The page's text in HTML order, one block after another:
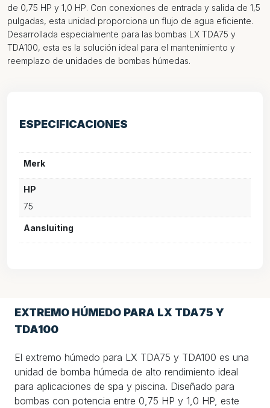
de 0,75 HP y 1,0 HP. Con conexiones de entrada y salida de 1,5
pulgadas, esta unidad proporciona un flujo de agua eficiente.
Desarrollada especialmente para las bombas LX TDA75 y
TDA100, esta es la solución ideal para el mantenimiento y
reemplazo de unidades de bombas húmedas.
ESPECIFICACIONES
Merk
HP
75
Aansluiting
EXTREMO HÚMEDO PARA LX TDA75 Y
TDA100
El extremo húmedo para LX TDA75 y TDA100 es una
unidad de bomba húmeda de alto rendimiento ideal
para aplicaciones de spa y piscina. Diseñado para
bombas con potencia entre 0,75 HP y 1,0 HP, este